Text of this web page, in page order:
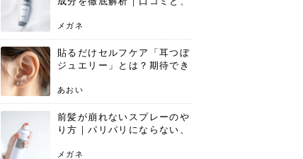
説
メガネ
貼るだけセルフケア「耳つぼ
ジュエリー」とは？期待でき
あおい
前髪が崩れないスプレーのや
り方｜パリパリにならない、
メガネ